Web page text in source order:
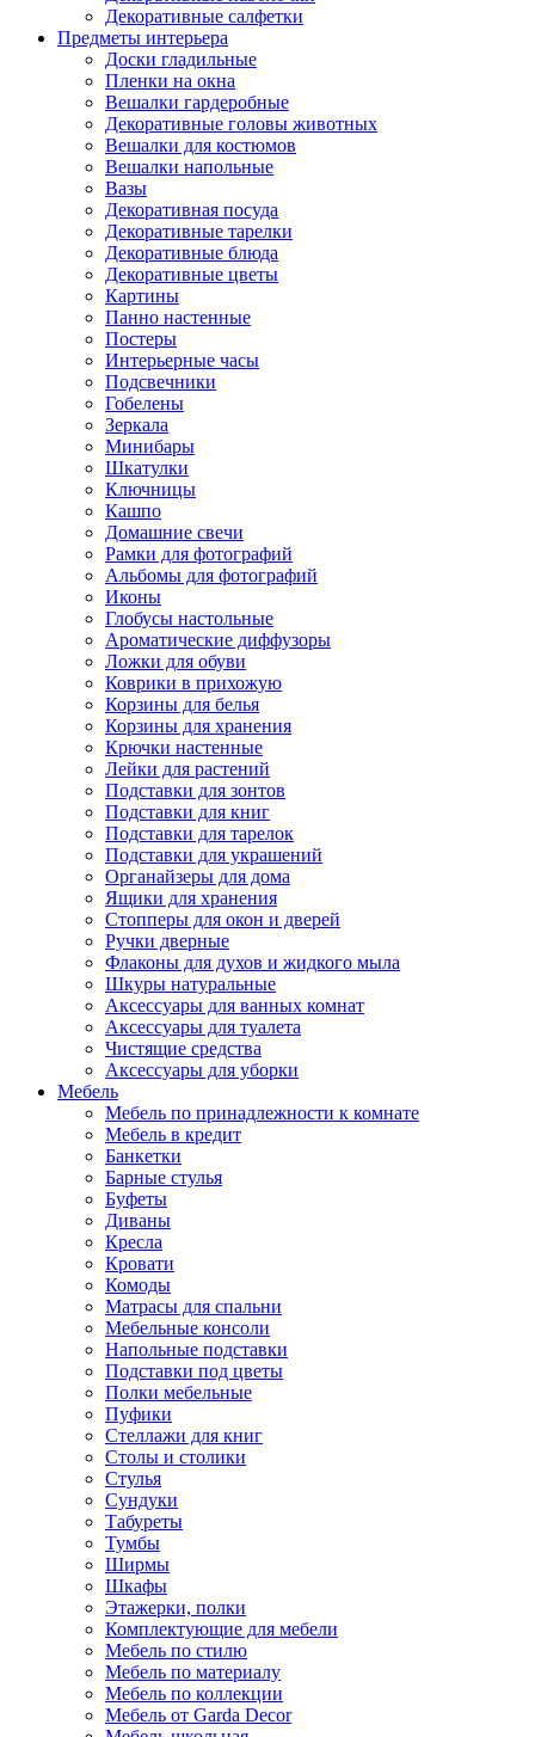
Декоративные салфетки
Предметы интерьера
Доски гладильные
Пленки на окна
Вешалки гардеробные
Декоративные головы животных
Вешалки для костюмов
Вешалки напольные
Вазы
Декоративная посуда
Декоративные тарелки
Декоративные блюда
Декоративные цветы
Картины
Панно настенные
Постеры
Интерьерные часы
Подсвечники
Гобелены
Зеркала
Минибары
Шкатулки
Ключницы
Кашпо
Домашние свечи
Рамки для фотографий
Альбомы для фотографий
Иконы
Глобусы настольные
Ароматические диффузоры
Ложки для обуви
Коврики в прихожую
Корзины для белья
Корзины для хранения
Крючки настенные
Лейки для растений
Подставки для зонтов
Подставки для книг
Подставки для тарелок
Подставки для украшений
Органайзеры для дома
Ящики для хранения
Стопперы для окон и дверей
Ручки дверные
Флаконы для духов и жидкого мыла
Шкуры натуральные
Аксессуары для ванных комнат
Аксессуары для туалета
Чистящие средства
Аксессуары для уборки
Мебель
Мебель по принадлежности к комнате
Мебель в кредит
Банкетки
Барные стулья
Буфеты
Диваны
Кресла
Кровати
Комоды
Матрасы для спальни
Мебельные консоли
Напольные подставки
Подставки под цветы
Полки мебельные
Пуфики
Стеллажи для книг
Столы и столики
Стулья
Сундуки
Табуреты
Тумбы
Ширмы
Шкафы
Этажерки, полки
Комплектующие для мебели
Мебель по стилю
Мебель по материалу
Мебель по коллекции
Мебель от Garda Decor